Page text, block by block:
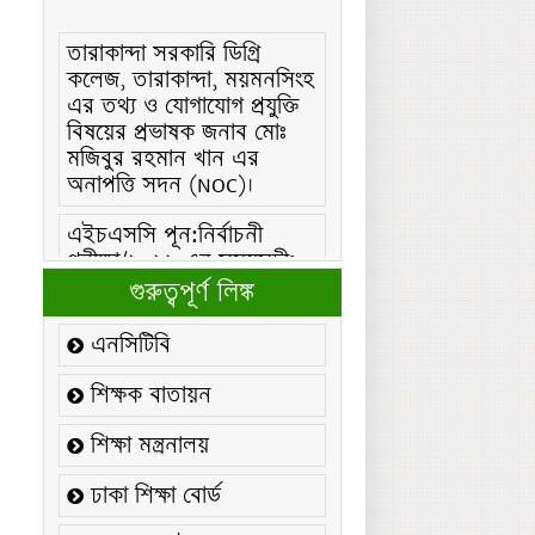
কলেজ, তারাকান্দা, ময়মনসিংহ
এর তথ্য ও যোগাযোগ প্রযুক্তি
বিষয়ের প্রভাষক জনাব মোঃ
মজিবুর রহমান খান এর
অনাপত্তি সদন (NOC)।
এইচএসসি পূন:নির্বাচনী
পরীক্ষা/২০২৬ এর সময়সূচীঃ
এইচএসসি (বিএমটি) ফরম
পূরণ/২০২৬ বিজ্ঞপ্তিঃ
এইচএসসি ফরম/২০২৬ পূরণ
বিজ্ঞপ্তিঃ
২১ ফেব্রুয়ারি/২০২৬ ইং
তারিখে “শহিদ দিবস ও
আন্তর্জাতিক মাতৃভাষা
দিবস-২০২৬ উদযাপন
গুরুত্বপূর্ণ লিঙ্ক
এনসিটিবি
শিক্ষক বাতায়ন
শিক্ষা মন্ত্রনালয়
ঢাকা শিক্ষা বোর্ড